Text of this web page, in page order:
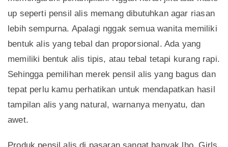
up seperti pensil alis memang dibutuhkan agar riasan
lebih sempurna. Apalagi nggak semua wanita memiliki
bentuk alis yang tebal dan proporsional. Ada yang
memiliki bentuk alis tipis, atau tebal tetapi kurang rapi.
Sehingga pemilihan merek pensil alis yang bagus dan
tepat perlu kamu perhatikan untuk mendapatkan hasil
tampilan alis yang natural, warnanya menyatu, dan
awet.